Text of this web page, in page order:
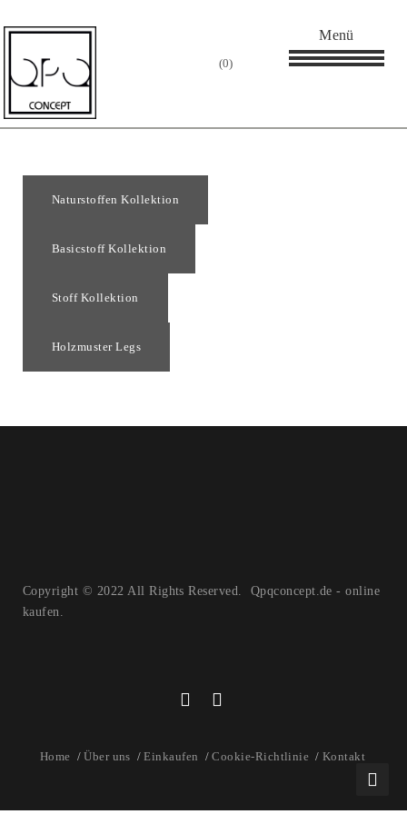
Menü
0
Nobonobo
Naturstoffen Kollektion
Basicstoff Kollektion
Stoff Kollektion
Holzmuster Legs
Copyright © 2022 All Rights Reserved. Qpqconcept.de - online
kaufen.
Home Über uns Einkaufen Cookie-Richtlinie Kontakt